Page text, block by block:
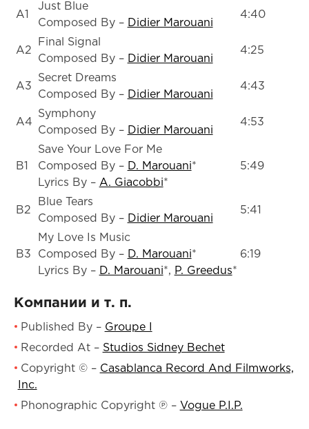
A1
Just Blue
Composed By – Didier Marouani
4:40
A2
Final Signal
Composed By – Didier Marouani
4:25
A3
Secret Dreams
Composed By – Didier Marouani
4:43
A4
Symphony
Composed By – Didier Marouani
4:53
B1
Save Your Love For Me
Composed By – D. Marouani*
Lyrics By – A. Giacobbi*
5:49
B2
Blue Tears
Composed By – Didier Marouani
5:41
B3
My Love Is Music
Composed By – D. Marouani*
Lyrics By – D. Marouani*, P. Greedus*
6:19
Компании и т. п.
Published By– Groupe I
Recorded At– Studios Sidney Bechet
Copyright ©– Casablanca Record And Filmworks,
Inc.
Phonographic Copyright ℗– Vogue P.I.P.